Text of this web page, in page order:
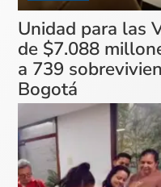
Unidad para las
de $7.088
a 739
Bogotá